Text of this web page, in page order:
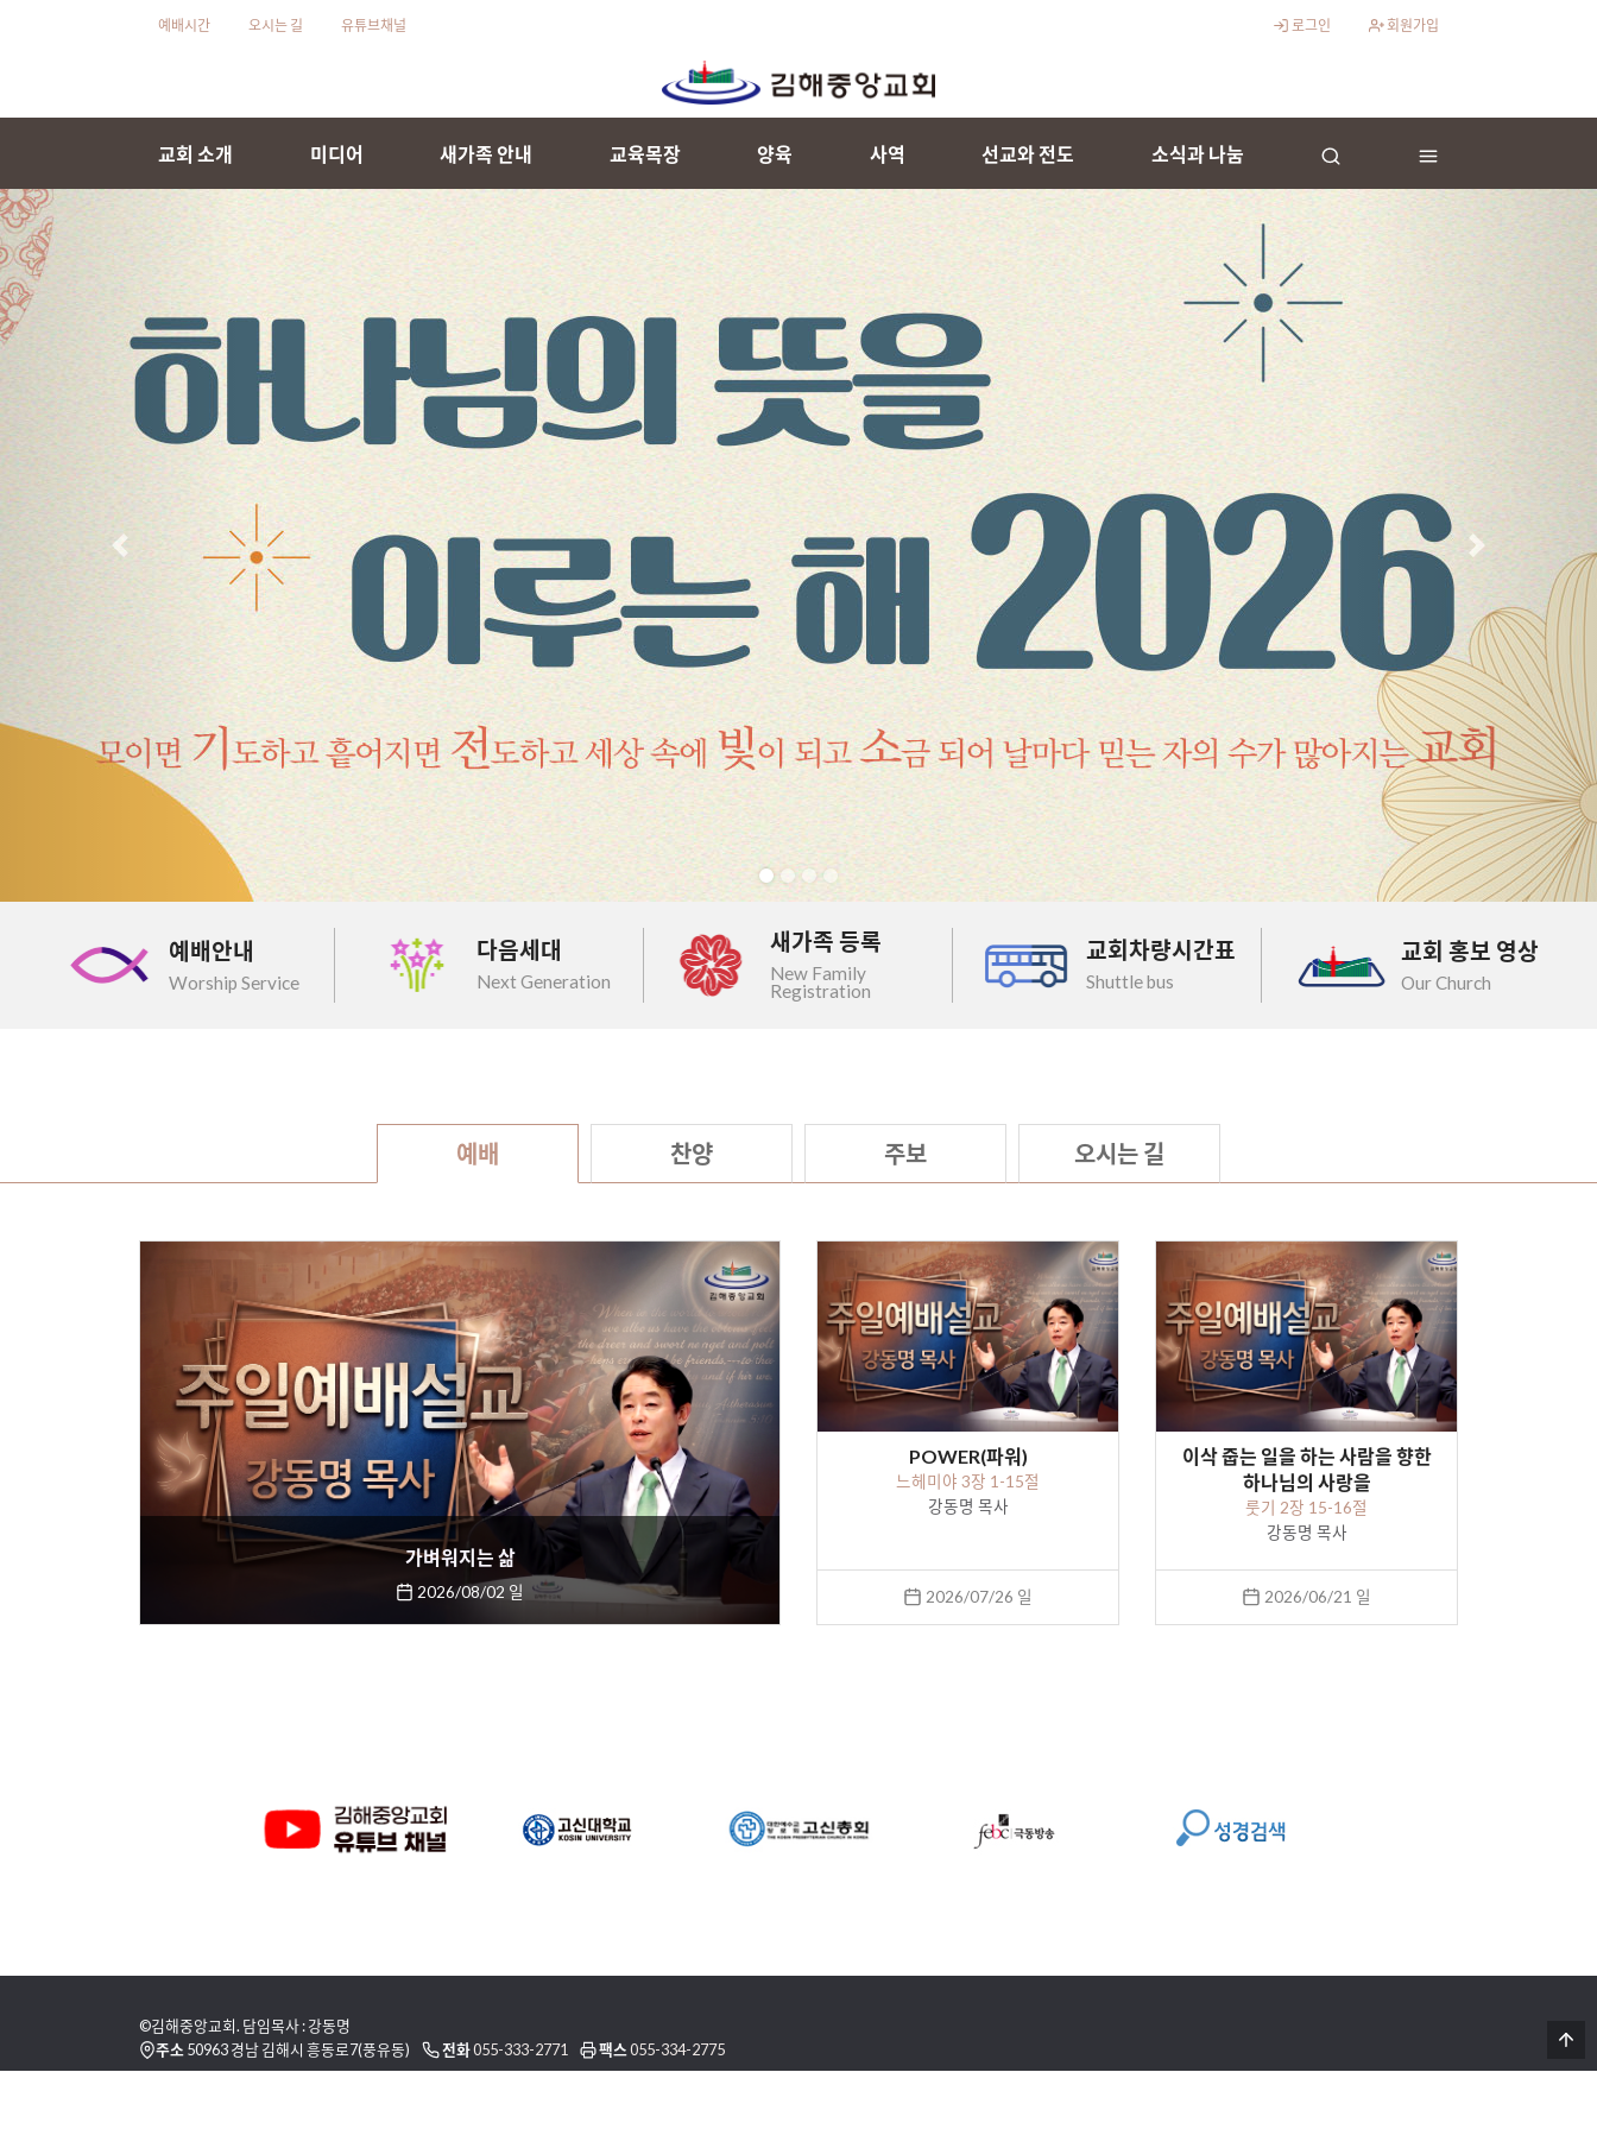
예배시간 오시는 길 유튜브채널 로그인 회원가입
교회 소개 미디어 새가족 안내 교육목장 양육 사역 선교와 전도 소식과 나눔
이전 다음
예배안내
Worship Service
다음세대
Next Generation
새가족 등록
New Family
Registration
교회차량시간표
Shuttle bus
교회 홍보 영상
Our Church
예배 찬양 주보 오시는 길
가벼워지는 삶
2026/08/02 일
POWER(파워)
느헤미야 3장 1-15절
강동명 목사
2026/07/26 일
이삭 줍는 일을 하는 사람을 향한
하나님의 사랑을
룻기 2장 15-16절
강동명 목사
2026/06/21 일
©김해중앙교회. 담임목사 : 강동명
주소50963 경남 김해시 흥동로7(풍유동) 전화055-333-2771 팩스055-334-2775